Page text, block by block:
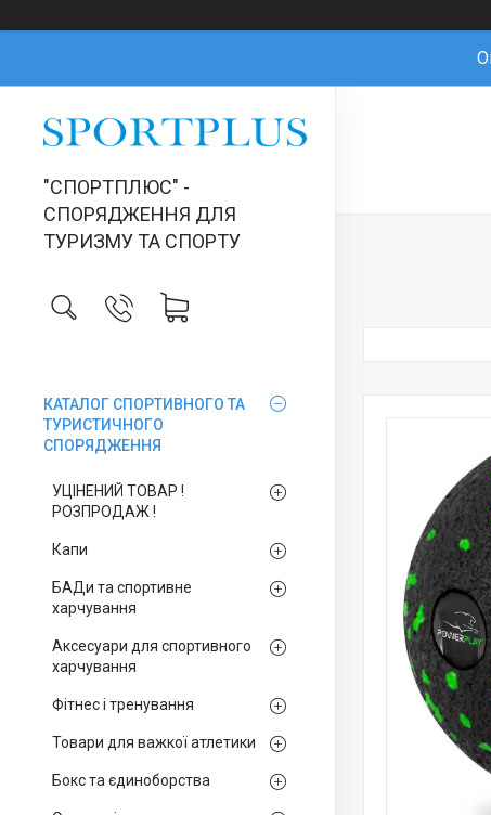
"СПОРТПЛЮС" -
СПОРЯДЖЕННЯ ДЛЯ
ТУРИЗМУ ТА СПОРТУ
КАТАЛОГ СПОРТИВНОГО ТА
ТУРИСТИЧНОГО
СПОРЯДЖЕННЯ
УЦІНЕНИЙ ТОВАР !
РОЗПРОДАЖ !
Капи
БАДи та спортивне
харчування
Аксесуари для спортивного
харчування
Фітнес і тренування
Товари для важкої атлетики
Бокс та єдиноборства